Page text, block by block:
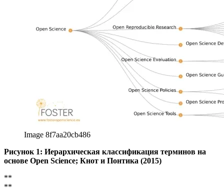
Висенте-Саез и Мартинес-Фуэнтес (2018) использовали
литературные исследования для поиска в различных базах
данных исследований, содержащих термин «открытая
наука» и написанных на английском языке в период с 2006
по 2016 год. Они проанализировали это и дали четкое
Открытая наука - это прозрачные и доступные
знания, которыми делятся и развиваются через
совместные сети (Vicente-Saez & Martinez-
Fuentes, 2018, p. 428)
Используя две из этих многочисленных форм открытой
науки, мы теперь более подробно рассмотрим их
1.1 Открытый доступ - открытый доступ к знаниям
Некоторые из аспектов, упомянутых выше, можно найти в
приведенном выше описании. Фраза «доступные знания»